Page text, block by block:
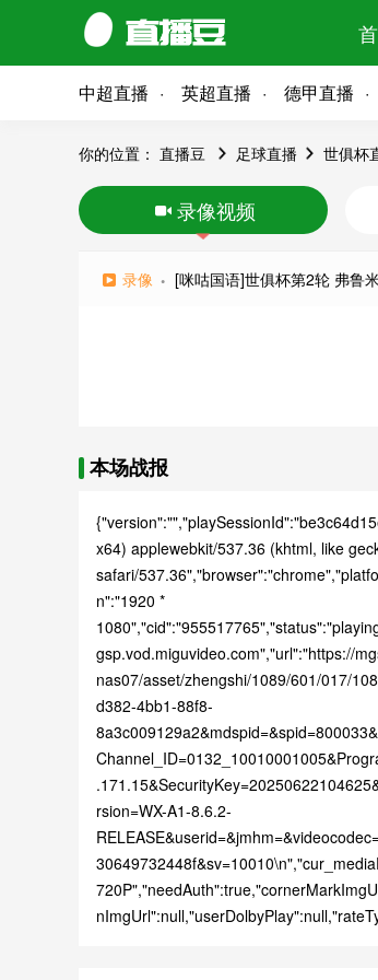
中超直播 英超直播 德甲直播
你的位置： 直播豆 足球直播 世俱杯
录像视频
录像 [咪咕国语]世俱杯第2轮 弗鲁
本场战报
x64) applewebkit/537.36 (khtml, like
safari/
n":"1920 *
gsp.vod.miguvideo.com","url":"https://
nas07/asset/zhengshi/1089/601/017/
d382-4bb1-88f8-
rsion=WX-A1-8.6.2-